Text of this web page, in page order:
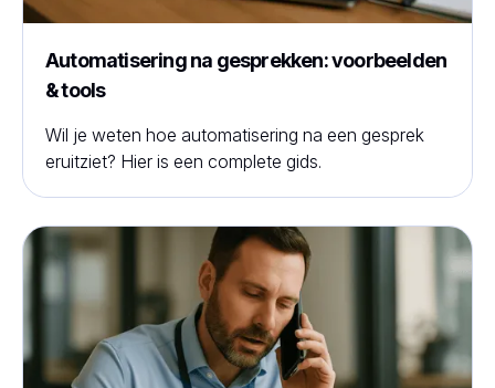
Automatisering na gesprekken: voorbeelden
& tools
Wil je weten hoe automatisering na een gesprek
eruitziet? Hier is een complete gids.